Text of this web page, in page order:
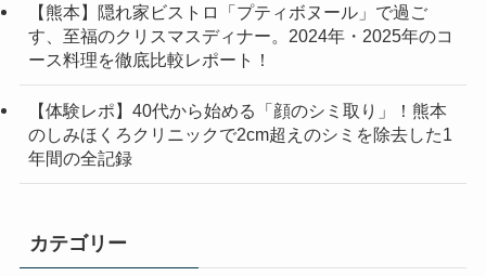
【熊本】隠れ家ビストロ「プティボヌール」で過ご
す、至福のクリスマスディナー。2024年・2025年のコ
ース料理を徹底比較レポート！
【体験レポ】40代から始める「顔のシミ取り」！熊本
のしみほくろクリニックで2cm超えのシミを除去した1
年間の全記録
カテゴリー